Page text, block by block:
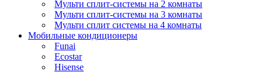
Мульти сплит-системы на 2 комнаты
Мульти сплит-системы на 3 комнаты
Мульти сплит системы на 4 комнаты
Мобильные кондиционеры
Funai
Ecostar
Hisense